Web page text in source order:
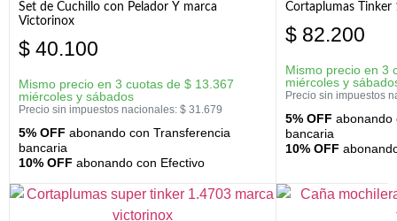
Set de Cuchillo con Pelador Y marca
Victorinox
$ 40.100
Mismo precio en 3 cuotas de $ 13.367
miércoles y sábados
Precio sin impuestos nacionales: $ 31.679
5% OFF abonando con Transferencia
bancaria
10% OFF abonando con Efectivo
Cortaplumas
$ 82.200
Mismo precio en 3
miércoles y
Precio sin impuestos
5% OFF abonando
bancaria
10% OFF